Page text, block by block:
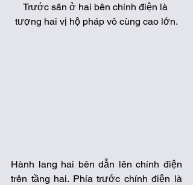
Trước sân ở hai bên chính điện là
tượng hai vị hộ pháp vô cùng cao lớn.
Hành lang hai bên dẫn lên chính điện
trên tầng hai. Phía trước chính điện là